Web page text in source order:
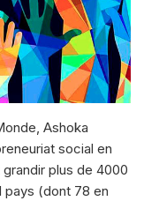
Ashoka
social en
plus de 4000
pays (dont 78 en